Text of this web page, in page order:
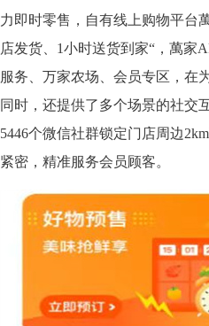
力即时零售，自有线上购物平台
店发货、1小时送货到家“，萬家
服务、万家农场、会员专区，在
同时，还提供了多个场景的社交
5446个微信社群锁定门店周边
紧密，精准服务会员顾客。